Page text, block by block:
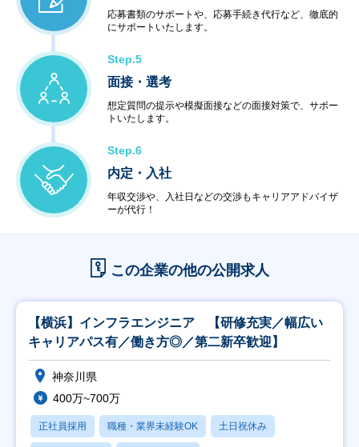
応募書類のサポートや、応募手続き代行など、徹底的
にサポートいたします。
Step.5
面接・選考
想定質問の提示や模擬面接などの面接対策で、サポー
トいたします。
Step.6
内定・入社
年収交渉や、入社日などの交渉もキャリアアドバイザ
ーが代行！
この企業の他の公開求人
【横浜】インフラエンジニア 【研修充実／幅広い
キャリアパス有／働き方◎／第二新卒歓迎】
神奈川県
400万~700万
正社員採用 職種・業界未経験OK 土日祝休み